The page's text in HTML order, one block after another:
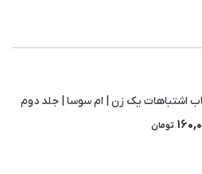
اشتباهات یک زن | ام سوسا | جلد دوم
تومان